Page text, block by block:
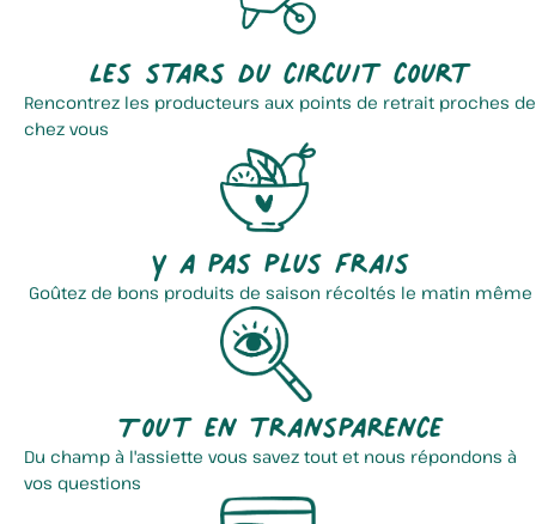
Les stars du circuit court
Rencontrez les producteurs aux points de retrait proches de
chez vous
Y a pas plus frais
Goûtez de bons produits de saison récoltés le matin même
Tout en transparence
Du champ à l'assiette vous savez tout et nous répondons à
vos questions